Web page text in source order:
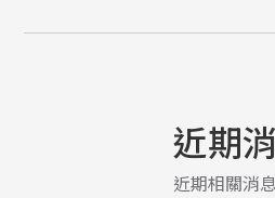
近期
近期相關消